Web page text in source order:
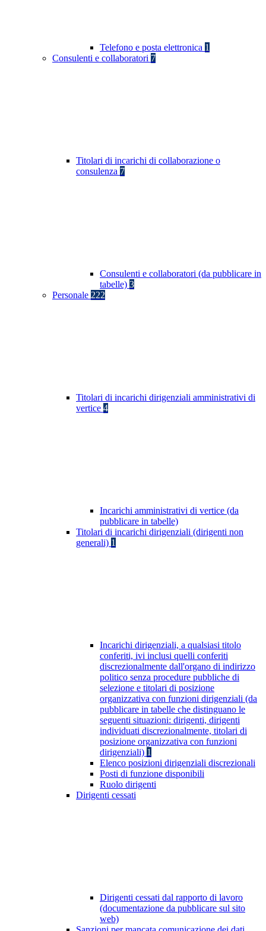
Telefono e posta elettronica 1
Consulenti e collaboratori 7
Titolari di incarichi di collaborazione o
consulenza 7
Consulenti e collaboratori (da pubblicare in
tabelle) 3
Personale 222
Titolari di incarichi dirigenziali amministrativi di
vertice 4
Incarichi amministrativi di vertice (da
pubblicare in tabelle)
Titolari di incarichi dirigenziali (dirigenti non
generali) 1
Incarichi dirigenziali, a qualsiasi titolo
conferiti, ivi inclusi quelli conferiti
discrezionalmente dall'organo di indirizzo
politico senza procedure pubbliche di
selezione e titolari di posizione
organizzativa con funzioni dirigenziali (da
pubblicare in tabelle che distinguano le
seguenti situazioni: dirigenti, dirigenti
individuati discrezionalmente, titolari di
posizione organizzativa con funzioni
dirigenziali) 1
Elenco posizioni dirigenziali discrezionali
Posti di funzione disponibili
Ruolo dirigenti
Dirigenti cessati
Dirigenti cessati dal rapporto di lavoro
(documentazione da pubblicare sul sito
web)